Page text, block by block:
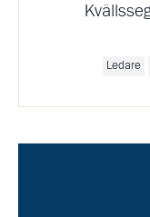
Ledare